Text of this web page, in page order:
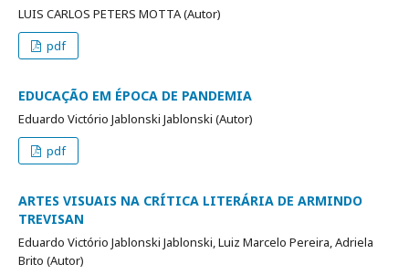
LUIS CARLOS PETERS MOTTA (Autor)
pdf
EDUCAÇÃO EM ÉPOCA DE PANDEMIA
Eduardo Victório Jablonski Jablonski (Autor)
pdf
ARTES VISUAIS NA CRÍTICA LITERÁRIA DE ARMINDO
TREVISAN
Eduardo Victório Jablonski Jablonski, Luiz Marcelo Pereira, Adriela
Brito (Autor)